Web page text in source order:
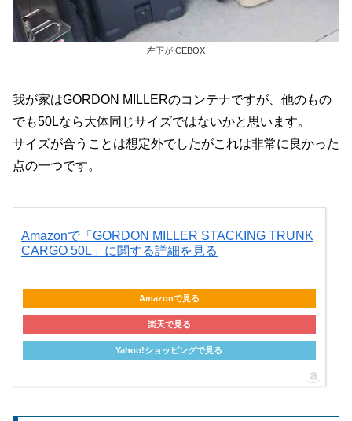
左下がICEBOX
我が家はGORDON MILLERのコンテナですが、他のもの
でも50Lなら大体同じサイズではないかと思います。
サイズが合うことは想定外でしたがこれは非常に良かった
点の一つです。
Amazonで「GORDON MILLER STACKING TRUNK
CARGO 50L」に関する詳細を見る
Amazonで見る
楽天で見る
Yahoo!ショッピングで見る